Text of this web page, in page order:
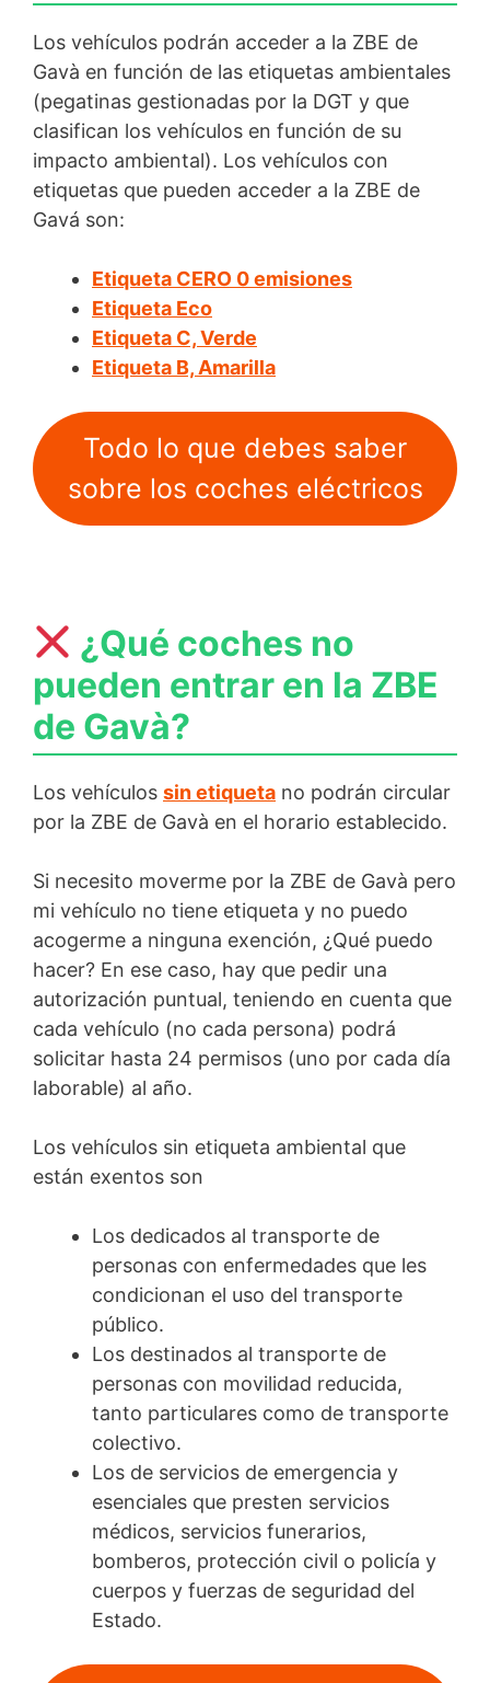
Los vehículos podrán acceder a la ZBE de
Gavà en función de las etiquetas ambientales
(pegatinas gestionadas por la DGT y que
clasifican los vehículos en función de su
impacto ambiental). Los vehículos con
etiquetas que pueden acceder a la ZBE de
Gavá son:
Etiqueta CERO 0 emisiones
Etiqueta Eco
Etiqueta C, Verde
Etiqueta B, Amarilla
Todo lo que debes saber
sobre los coches eléctricos
¿Qué coches no
pueden entrar en la ZBE
de Gavà?
Los vehículos sin etiqueta no podrán circular
por la ZBE de Gavà en el horario establecido.
Si necesito moverme por la ZBE de Gavà pero
mi vehículo no tiene etiqueta y no puedo
acogerme a ninguna exención, ¿Qué puedo
hacer? En ese caso, hay que pedir una
autorización puntual, teniendo en cuenta que
cada vehículo (no cada persona) podrá
solicitar hasta 24 permisos (uno por cada día
laborable) al año.
Los vehículos sin etiqueta ambiental que
están exentos son
Los dedicados al transporte de
personas con enfermedades que les
condicionan el uso del transporte
público.
Los destinados al transporte de
personas con movilidad reducida,
tanto particulares como de transporte
colectivo.
Los de servicios de emergencia y
esenciales que presten servicios
médicos, servicios funerarios,
bomberos, protección civil o policía y
cuerpos y fuerzas de seguridad del
Estado.